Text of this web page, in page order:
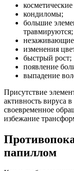
кондиломы;
большие
травмируются;
изменения
быстрый рост;
появление
выпадение
Присутствие
активность вируса
своевременное
избежание
папиллом